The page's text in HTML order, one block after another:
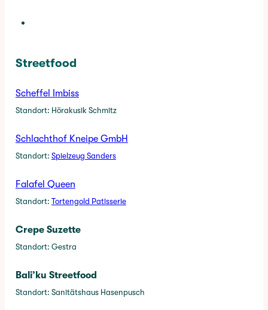
Streetfood
Scheffel Imbiss
Standort: Hörakusik Schmitz
Schlachthof Kneipe GmbH
Standort: Spielzeug Sanders
Falafel Queen
Standort: Tortengold Patisserie
Crepe Suzette
Standort: Gestra
Bali’ku Streetfood
Standort: Sanitätshaus Hasenpusch